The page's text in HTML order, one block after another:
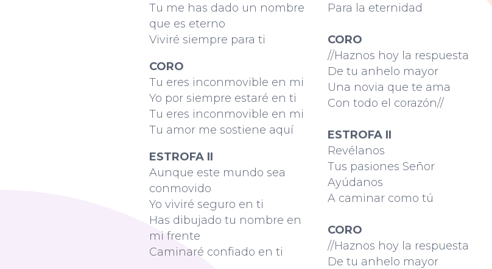
Tu me has dado un nombre
que es eterno
Viviré siempre para ti
CORO
Tu eres inconmovible en mi
Yo por siempre estaré en ti
Tu eres inconmovible en mi
Tu amor me sostiene aquí
ESTROFA II
Aunque este mundo sea
conmovido
Yo viviré seguro en ti
Has dibujado tu nombre en
mi frente
Caminaré confiado en ti
Para la eternidad
CORO
//Haznos hoy la respuesta
De tu anhelo mayor
Una novia que te ama
Con todo el corazón//
ESTROFA II
Revélanos
Tus pasiones Señor
Ayúdanos
A caminar como tú
CORO
//Haznos hoy la respuesta
De tu anhelo mayor